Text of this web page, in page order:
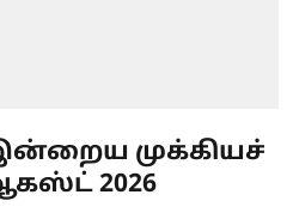
இன்றைய முக்கியச்
2026